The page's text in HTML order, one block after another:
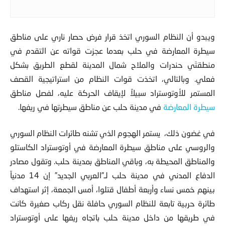
ويبدو أن النظام السوري اتخذ قرار فرض حصار ناري على مناطق
سيطرة المعارضة في حلب بعدما عجزت قواته عن التقدم في
منطقتَي حندرات والملاح شمال المدينة لقطع الطريق بشكل
فعلي. وبالتالي، اتخذت قوات النظام من استراتيجية القصف
المستمر للأوتوستراد سبيلاً لإيقاف الحركة عليه، لفصل مناطق
سيطرة المعارضة في مدينة حلب عن مناطق سيطرتها في ريفها.
في غضون ذلك، يستمر الهجوم الذي تشنه طائرات النظام السوري
والروسي على مناطق سيطرة المعارضة في أوتوستراد الكاستلو
والمناطق المحيطة به، وباقي المناطق بمدينة حلب. وتقول مصادر
الدفاع المدني في مدينة حلب لـ”العربي الجديد” إن 14 مدنياً
بينهم خمس نساء وأربعة أطفال قتلوا، أمس الجمعة، إثر استهداف
طائرة حربية تابعة للنظام السوري حافلة نقل ركاب صغيرة كانت
في طريقها من داخل مدينة حلب باتجاه ريفها على أوتوستراد